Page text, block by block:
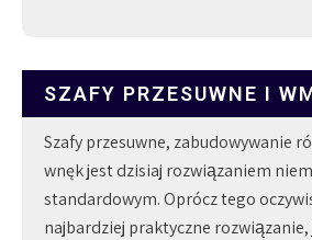
SZAFY PRZESUWNE I
Szafy przesuwne, zabudowywanie
wnęk jest dzisiaj rozwiązaniem
standardowym. Oprócz tego
najbardziej praktyczne